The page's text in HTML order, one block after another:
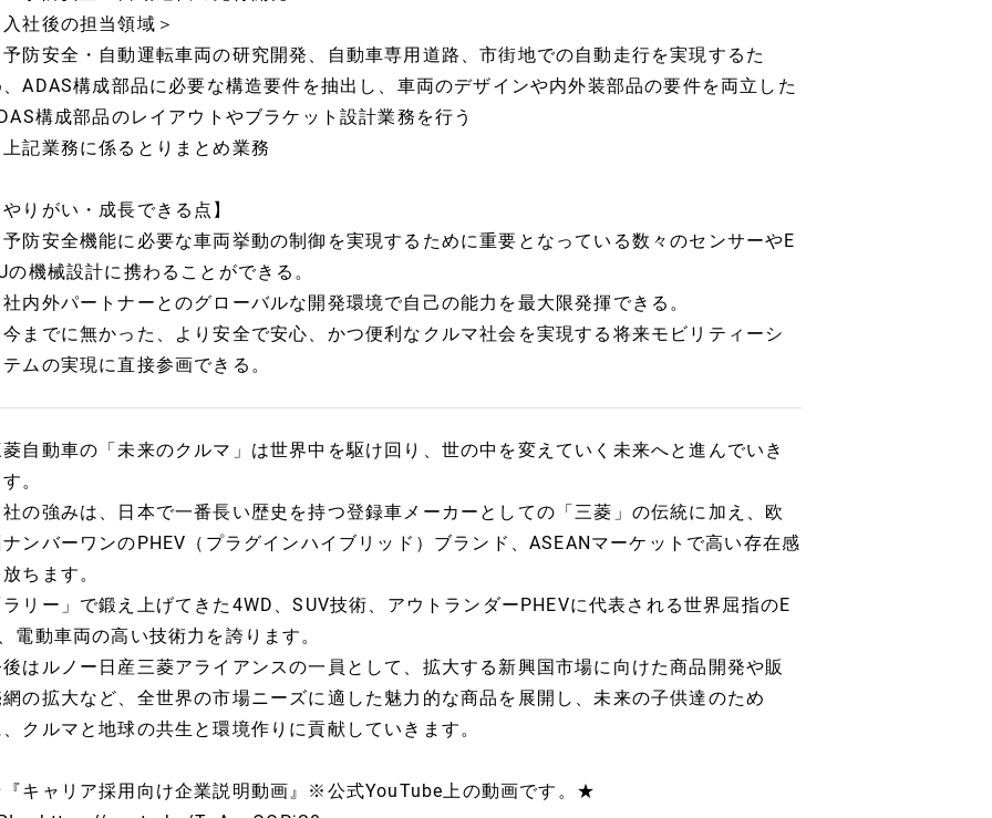
社後の担当領域＞
防安全・自動運転車両の研究開発、自動車専用道路、市街地での自動走行を実現するた
ADAS構成部品に必要な構造要件を抽出し、車両のデザインや内外装部品の要件を両立した
構成部品のレイアウトやブラケット設計業務を行う
記業務に係るとりまとめ業務
りがい・成長できる点】
防安全機能に必要な車両挙動の制御を実現するために重要となっている数々のセンサーやE
の機械設計に携わることができる。
内外パートナーとのグローバルな開発環境で自己の能力を最大限発揮できる。
までに無かった、より安全で安心、かつ便利なクルマ社会を実現する将来モビリティーシ
ムの実現に直接参画できる。
自動車の「未来のクルマ」は世界中を駆け回り、世の中を変えていく未来へと進んでいき
。
の強みは、日本で一番長い歴史を持つ登録車メーカーとしての「三菱」の伝統に加え、欧
ンバーワンのPHEV（プラグインハイブリッド）ブランド、ASEANマーケットで高い存在感
ちます。
リー」で鍛え上げてきた4WD、SUV技術、アウトランダーPHEVに代表される世界屈指のE
電動車両の高い技術力を誇ります。
はルノー日産三菱アライアンスの一員として、拡大する新興国市場に向けた商品開発や販
の拡大など、全世界の市場ニーズに適した魅力的な商品を展開し、未来の子供達のため
クルマと地球の共生と環境作りに貢献していきます。
キャリア採用向け企業説明動画』※公式YouTube上の動画です。★